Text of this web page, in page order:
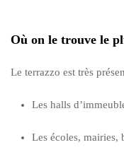
Où on le trouve le
Le terrazzo est très
Les halls
Les écoles, mairies,